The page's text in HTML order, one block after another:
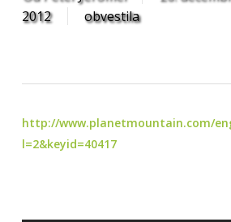
2012
obvestila
http://www.planetmountain.com/
l=2&keyid=40417